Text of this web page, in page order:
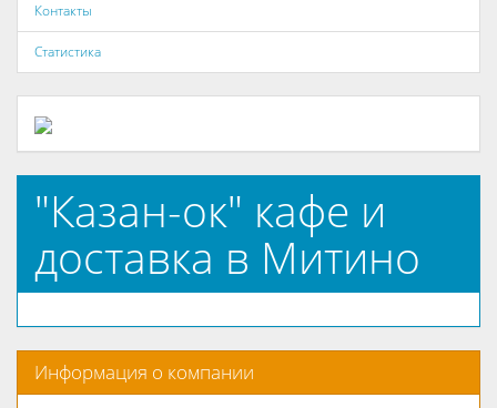
Контакты
Статистика
"Казан-ок" кафе и
доставка в Митино
Информация о компании